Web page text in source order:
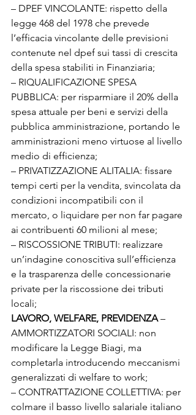
– DPEF VINCOLANTE: rispetto della
legge 468 del 1978 che prevede
l’efficacia vincolante delle previsioni
contenute nel dpef sui tassi di crescita
della spesa stabiliti in Finanziaria;
– RIQUALIFICAZIONE SPESA
PUBBLICA: per risparmiare il 20% della
spesa attuale per beni e servizi della
pubblica amministrazione, portando le
amministrazioni meno virtuose al livello
medio di efficienza;
– PRIVATIZZAZIONE ALITALIA: fissare
tempi certi per la vendita, svincolata da
condizioni incompatibili con il
mercato, o liquidare per non far pagare
ai contribuenti 60 milioni al mese;
– RISCOSSIONE TRIBUTI: realizzare
un’indagine conoscitiva sull’efficienza
e la trasparenza delle concessionarie
private per la riscossione dei tributi
locali;
LAVORO, WELFARE, PREVIDENZA –
AMMORTIZZATORI SOCIALI: non
modificare la Legge Biagi, ma
completarla introducendo meccanismi
generalizzati di welfare to work;
– CONTRATTAZIONE COLLETTIVA: per
colmare il basso livello salariale italiano